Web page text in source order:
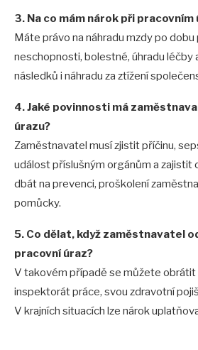
3. Na co mám nárok při pracovním
Máte právo na náhradu mzdy po dobu
neschopnosti, bolestné, úhradu léčby
následků i náhradu za ztížení
4. Jaké povinnosti má
úrazu?
Zaměstnavatel musí zjistit příčinu,
událost příslušným orgánům a zajistit
dbát na prevenci, proškolení
pomůcky.
5. Co dělat, když zaměstnavatel
pracovní úraz?
V takovém případě se můžete obrátit
inspektorát práce, svou zdravotní
V krajních situacích lze nárok